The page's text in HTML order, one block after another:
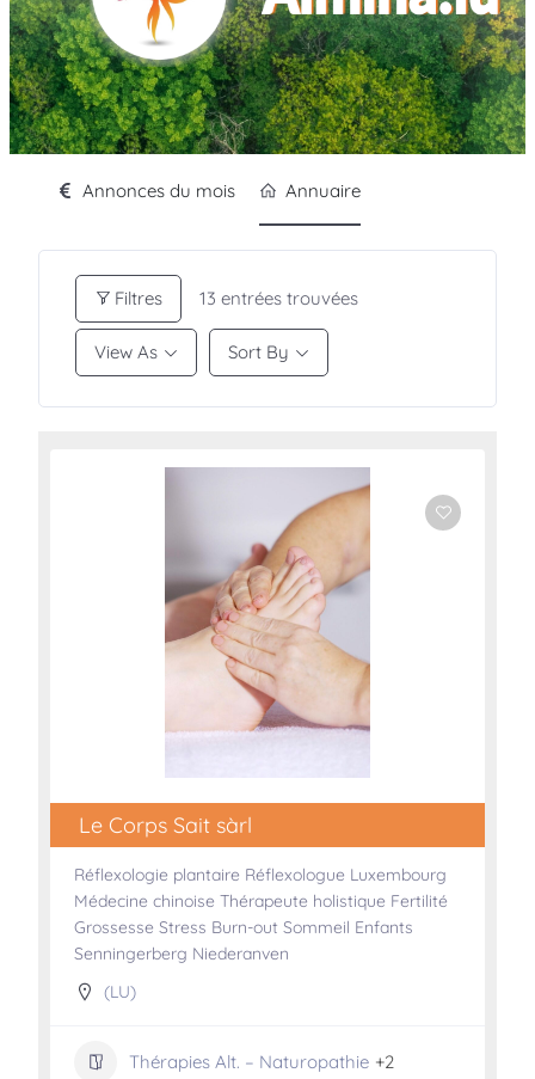
Annonces du mois Annuaire
Filtres 13 entrées trouvées
View As Sort By
Le Corps Sait sàrl
Réflexologie plantaire Réflexologue Luxembourg
Médecine chinoise Thérapeute holistique Fertilité
Grossesse Stress Burn-out Sommeil Enfants
Senningerberg Niederanven
(LU)
Thérapies Alt. – Naturopathie +2